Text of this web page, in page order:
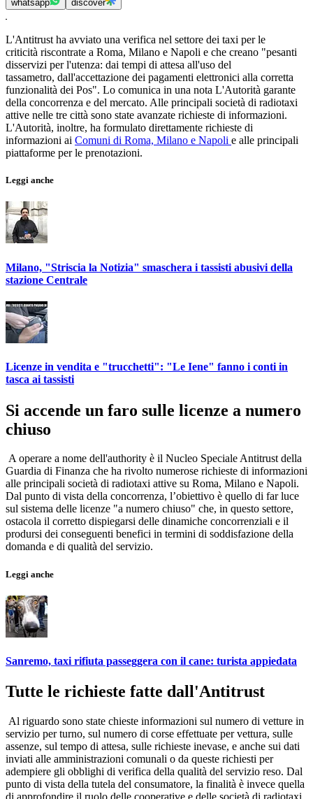
whatsapp discover
L'Antitrust ha avviato una verifica nel settore dei taxi per le
criticità riscontrate a Roma, Milano e Napoli e che creano "pesanti
disservizi per l'utenza: dai tempi di attesa all'uso del
tassametro, dall'accettazione dei pagamenti elettronici alla corretta
funzionalità dei Pos". Lo comunica in una nota L'Autorità garante
della concorrenza e del mercato. Alle principali società di radiotaxi
attive nelle tre città sono state avanzate richieste di informazioni.
L'Autorità, inoltre, ha formulato direttamente richieste di
informazioni ai Comuni di Roma, Milano e Napoli e alle principali
piattaforme per le prenotazioni.
Leggi anche
Milano, "Striscia la Notizia" smaschera i tassisti abusivi della
stazione Centrale
Licenze in vendita e "trucchetti": "Le Iene" fanno i conti in
tasca ai tassisti
Si accende un faro sulle licenze a numero
chiuso
A operare a nome dell'authority è il Nucleo Speciale Antitrust della
Guardia di Finanza che ha rivolto numerose richieste di informazioni
alle principali società di radiotaxi attive su Roma, Milano e Napoli.
Dal punto di vista della concorrenza, l’obiettivo è quello di far luce
sul sistema delle licenze "a numero chiuso" che, in questo settore,
ostacola il corretto dispiegarsi delle dinamiche concorrenziali e il
prodursi dei conseguenti benefici in termini di soddisfazione della
domanda e di qualità del servizio.
Leggi anche
Sanremo, taxi rifiuta passeggera con il cane: turista appiedata
Tutte le richieste fatte dall'Antitrust
Al riguardo sono state chieste informazioni sul numero di vetture in
servizio per turno, sul numero di corse effettuate per vettura, sulle
assenze, sul tempo di attesa, sulle richieste inevase, e anche sui dati
inviati alle amministrazioni comunali o da queste richiesti per
adempiere gli obblighi di verifica della qualità del servizio reso. Dal
punto di vista della tutela del consumatore, la finalità è invece quella